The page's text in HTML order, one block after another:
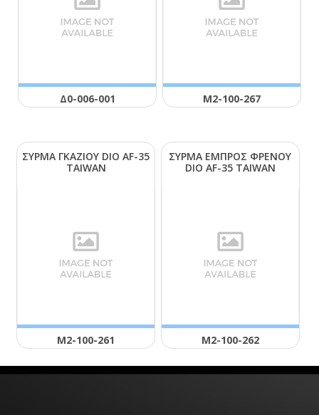
Δ0-006-001 Μ2-100-267
ΣΥΡΜΑ ΓΚΑΖΙΟΥ DΙΟ ΑF-35
ΤΑΙWΑΝ
Μ2-100-261
ΣΥΡΜΑ ΕΜΠΡΟΣ ΦΡΕΝΟΥ
DΙΟ ΑF-35 ΤΑΙWΑΝ
Μ2-100-262